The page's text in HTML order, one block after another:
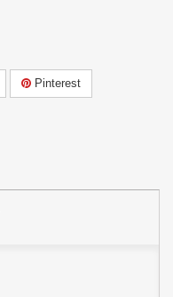
Pinterest